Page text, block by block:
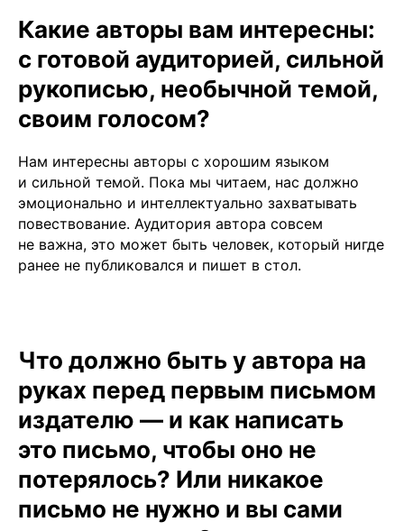
Какие авторы вам интересны:
с готовой аудиторией, сильной
рукописью, необычной темой,
своим голосом?
Нам интересны авторы с хорошим языком
и сильной темой. Пока мы читаем, нас должно
эмоционально и интеллектуально захватывать
повествование. Аудитория автора совсем
не важна, это может быть человек, который нигде
ранее не публиковался и пишет в стол.
Что должно быть у автора на
руках перед первым письмом
издателю — и как написать
это письмо, чтобы оно не
потерялось? Или никакое
письмо не нужно и вы сами